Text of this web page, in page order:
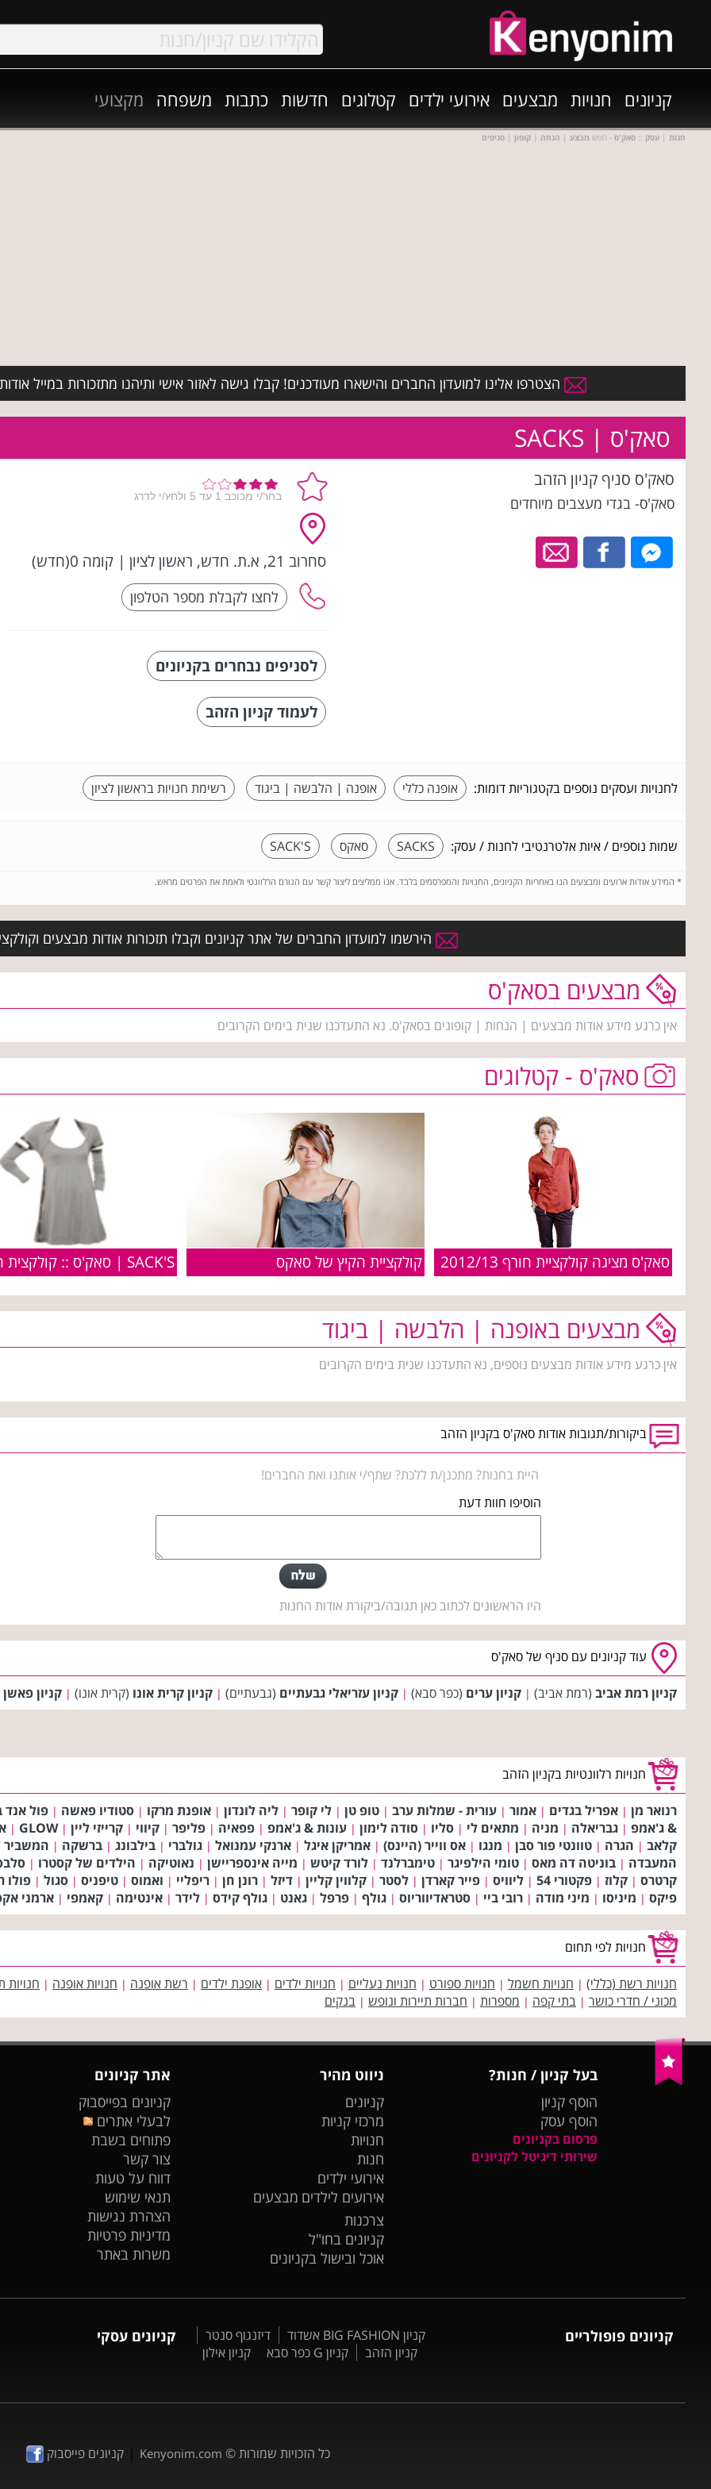
קניונים חנויות מבצעים אירועי ילדים קטלוגים חדשות כתבות משפחה מקצועי
חנות | עסק :: סאק'ס - חפש מבצע | הנחה | קופון | סניפים
הצטרפו אלינו למועדון החברים והישארו מעודכנים! קבלו גישה לאזור אישי ותיהנו מתזכורות במייל
סאק'ס | SACKS
סאק'ס סניף קניון הזהב
סאק'ס- בגדי מעצבים מיוחדים
סחרוב 21, א.ת. חדש, ראשון לציון | קומה 0(חדש)
לסניפים נבחרים בקניונים
לעמוד קניון הזהב
לחנויות ועסקים נוספים בקטגוריות דומות: אופנה כללי אופנה | הלבשה | ביגוד רשימת חנויות בראשון לציון
שמות נוספים / איות אלטרנטיבי לחנות / עסק: SACKS סאקס SACK'S
* המידע אודות ארועים ומבצעים הנו באחריות הקניונים, החנויות והמפרסמים בלבד. אנו ממליצים ליצור קשר עם הגורם הרלוונטי ולאמת את הפרטים מראש.
הירשמו למועדון החברים של אתר קניונים וקבלו תזכורות אודות מבצעים
מבצעים בסאק'ס
אין כרגע מידע אודות מבצעים | הנחות | קופונים בסאק'ס. נא התעדכנו שנית בימים הקרובים
סאק'ס - קטלוגים
סאק'ס מציגה קולקציית חורף 2012/13 קולקציית הקיץ של סאקס
מבצעים באופנה | הלבשה | ביגוד
אין כרגע מידע אודות מבצעים נוספים, נא התעדכנו שנית בימים הקרובים
ביקורות/תגובות אודות סאק'ס בקניון הזהב
היית בחנות? מתכנן/ת ללכת? שתף/י אותנו ואת החברים!
הוסיפו חוות דעת
היו הראשונים לכתוב כאן תגובה/ביקורת אודות החנות
עוד קניונים עם סניף של סאק'ס
קניון רמת אביב (רמת אביב) | קניון ערים (כפר סבא) | קניון עזריאלי גבעתיים (גבעתיים) | קניון קרית אונו (קרית אונו) | קניון
חנויות רלוונטיות בקניון הזהב
רנואר מן | אפריל בגדים | אמור | עורית - שמלות ערב | טופ טן | לי קופר | ליה לונדון | אופנת מרקו | סטודיו פאשה | פול אנד
& ג'אמפ | גבריאלה | מניה | מתאים לי | סליו | סודה לימון | עונות & ג'אמפ | פפאיה | פליפר | קיווי | קרייזי ליין |
GLOW
|
קלאב | הגרה | טוונטי פור סבן | מנגו | אס ווייר (היינס) | אמריקן איגל | ארנקי עמנואל | גולברי | בילבונג | ברשקה | המשביר
המעבדה | בוניטה דה מאס | טומי הילפיגר | טימברלנד | לורד קיטש | מייה אינספריישן | נאוטיקה | הילדים של קסטרו |
קרטרס | קלוז | פקטורי 54 | ליוויס | פייר קארדן | לסטר | קלווין קליין | דיזל | רונן חן | ריפליי | ואמוס | טיפניס | סגול | פולו
פיקס | מיניסו | מיני מודה | רובי ביי | סטראדיווריוס | גולף | פרפל | גאנט | גולף קידס | לידר | אינטימה | קאמפי | ארמני
חנויות לפי תחום
חנויות רשת (כללי) | חנויות חשמל | חנויות ספורט | חנויות נעליים | חנויות ילדים | אופנת ילדים | רשת אופנה | חנויות אופנה | חנויות
מכוני / חדרי כושר | בתי קפה | מספרות | חברות תיירות ונופש | בנקים
בעל קניון / חנות?
הוסף קניון
הוסף עסק
פרסום בקניונים
שירותי דיגיטל לקניונים
ניווט מהיר
קניונים
מרכזי קניות
חנויות
חנות
אירועי ילדים
אירועים לילדים מבצעים
צרכנות
קניונים בחו"ל
אוכל ובישול בקניונים
אתר קניונים
קניונים בפייסבוק
לבעלי אתרים
פתוחים בשבת
צור קשר
דווח על טעות
תנאי שימוש
הצהרת נגישות
מדיניות פרטיות
משרות באתר
קניונים פופולריים קניון BIG FASHION אשדוד
דיזנגוף סנטר
קניון הזהב
קניון G כפר סבא קניון אילון
קניונים עסקי
כל הזכויות שמורות © Kenyonim.com
|קניונים פייסבוק